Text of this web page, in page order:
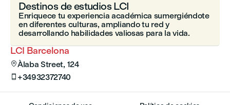
LCI Barcelona
Àlaba Street, 124
 +34932372740
Destinos de estudios LCI
Enriquece tu experiencia académica sumergiéndote
en diferentes culturas, ampliando tu red y
desarrollando habilidades valiosas para la vida.